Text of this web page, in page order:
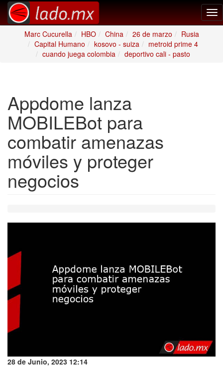
Marc Cucurella
HBO China 26 de marzo
Rusia
Capital Humano
kosovo - suiza
metroid prime 4
cuando juega colombia
deportivo cali - pasto
Appdome lanza
MOBILEBot para
combatir amenazas
móviles y proteger
negocios
28 de Junio, 2023 12:14